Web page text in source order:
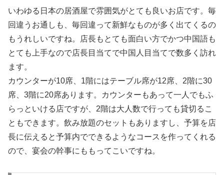
いわゆる日本の居酒屋で雰囲気がとても良いお店です。毎
回違うお通しも、毎回違って新鮮なものが多く出てくるの
もうれしいですね。店長もとても面白い方でかつ中国語も
とても上手なので店長目当てで中国人目当てで数多く訪れ
ます。
カウンターが10席、1階にはテーブル席が12席、2階に30
席、3階に20席あります。カウンターもあって一人でもふ
らっといける店ですが、2階は大人数で行っても貸切るこ
ともできます。飲み放題のセットもありますし、予算を店
長に伝えると予算内でできるようなコースを作ってくれる
ので、宴会の幹事にももってこいですね。